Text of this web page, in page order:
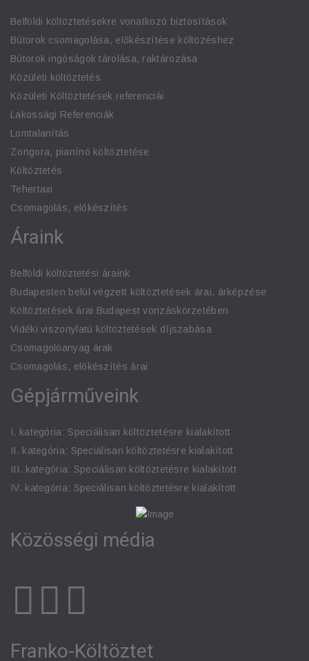
Belföldi költöztetésekre vonatkozó biztosítások
Bútorok csomagolása, előkészítése költözéshez
Bútorok ingóságok tárolása, raktározása
Közületi költöztetés
Közületi Költöztetések referenciái
Lakossági Referenciák
Lomtalanítás
Zongora, pianínó költöztetése
Költöztetés
Tehertaxi
Csomagolás, előkészítés
Áraink
Belföldi költöztetési áraink
Budapesten belül végzett költöztetések árai, árképzése
Költöztetések árai Budapest vonzáskörzetében
Vidéki viszonylatú költöztetések díjszabása
Csomagolóanyag árak
Csomagolás, előkészítés árai
Gépjárműveink
I. kategória: Speciálisan költöztetésre kialakított
II. kategória: Speciálisan költöztetésre kialakított
III. kategória: Speciálisan költöztetésre kialakított
IV. kategória: Speciálisan költöztetésre kialakított
Közösségi média
Franko-Költöztet